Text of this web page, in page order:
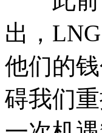
出，
他们的
碍我们